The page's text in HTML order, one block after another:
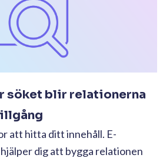
söket blir relationerna
att hitta ditt innehåll. E-
dig att bygga relationen